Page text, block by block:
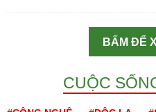
BẤM ĐỂ
CUỘC